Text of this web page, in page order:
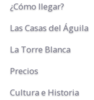
¿Cómo llegar?
Las Casas del Águila
La Torre Blanca
Precios
Cultura e Historia